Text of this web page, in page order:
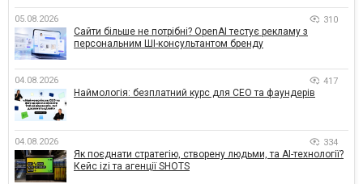
05.08.2026 310
Сайти більше не потрібні? OpenAI тестує рекламу з
персональним ШІ-консультантом бренду
04.08.2026 417
Наймологія: безплатний курс для CEO та фаундерів
04.08.2026 334
Як поєднати стратегію, створену людьми, та AI-технології?
Кейс izi та агенції SHOTS